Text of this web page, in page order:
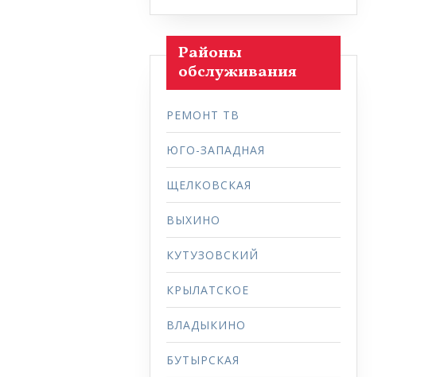
Районы
обслуживания
РЕМОНТ ТВ
ЮГО-ЗАПАДНАЯ
ЩЕЛКОВСКАЯ
ВЫХИНО
КУТУЗОВСКИЙ
КРЫЛАТСКОЕ
ВЛАДЫКИНО
БУТЫРСКАЯ